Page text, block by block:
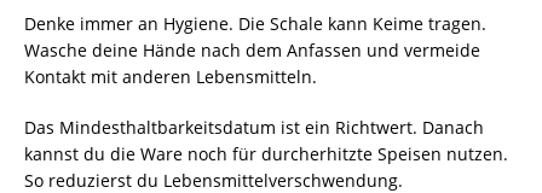
Denke immer an Hygiene. Die Schale kann Keime tragen.
Wasche deine Hände nach dem Anfassen und vermeide
Kontakt mit anderen Lebensmitteln.
Das Mindesthaltbarkeitsdatum ist ein Richtwert. Danach
kannst du die Ware noch für durcherhitzte Speisen nutzen.
So reduzierst du Lebensmittelverschwendung.